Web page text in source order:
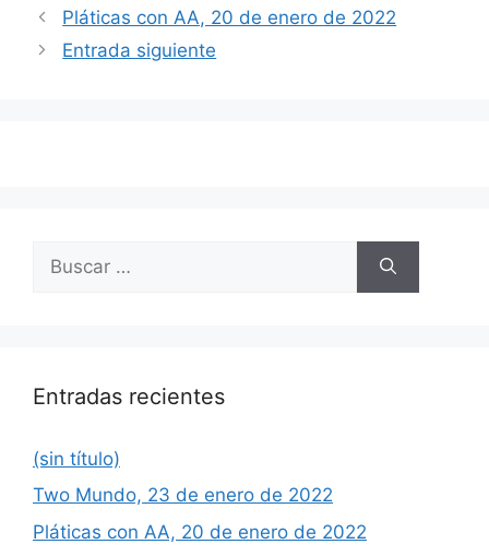
Navegación
de
Pláticas con AA, 20 de enero de 2022
Entrada siguiente
Entradas recientes
(sin título)
Two Mundo, 23 de enero de 2022
Pláticas con AA, 20 de enero de 2022